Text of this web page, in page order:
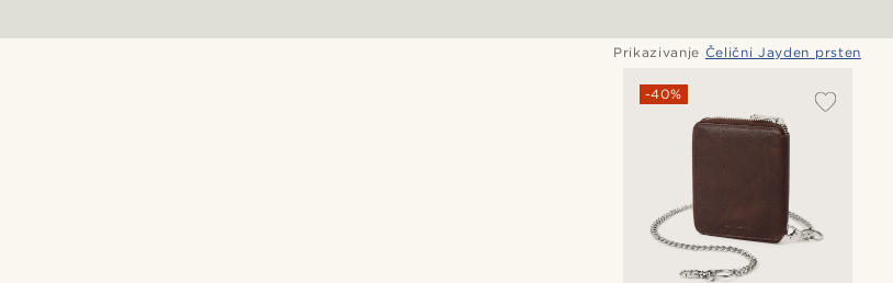
Prikazivanje Čelični Jayden prsten
-40%